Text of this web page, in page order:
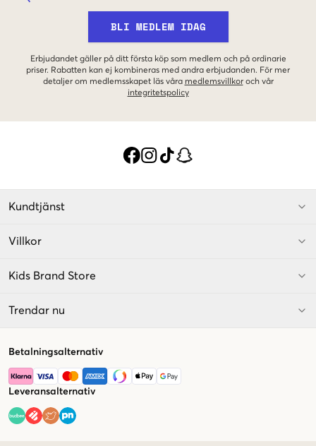
BLI MEDLEM IDAG
Erbjudandet gäller på ditt första köp som medlem och på ordinarie
priser. Rabatten kan ej kombineras med andra erbjudanden. För mer
detaljer om medlemsskapet läs våra medlemsvillkor och vår
integritetspolicy
Kundtjänst
Villkor
Kids Brand Store
Trendar nu
Betalningsalternativ
Leveransalternativ